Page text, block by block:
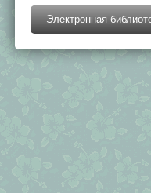
Электронная